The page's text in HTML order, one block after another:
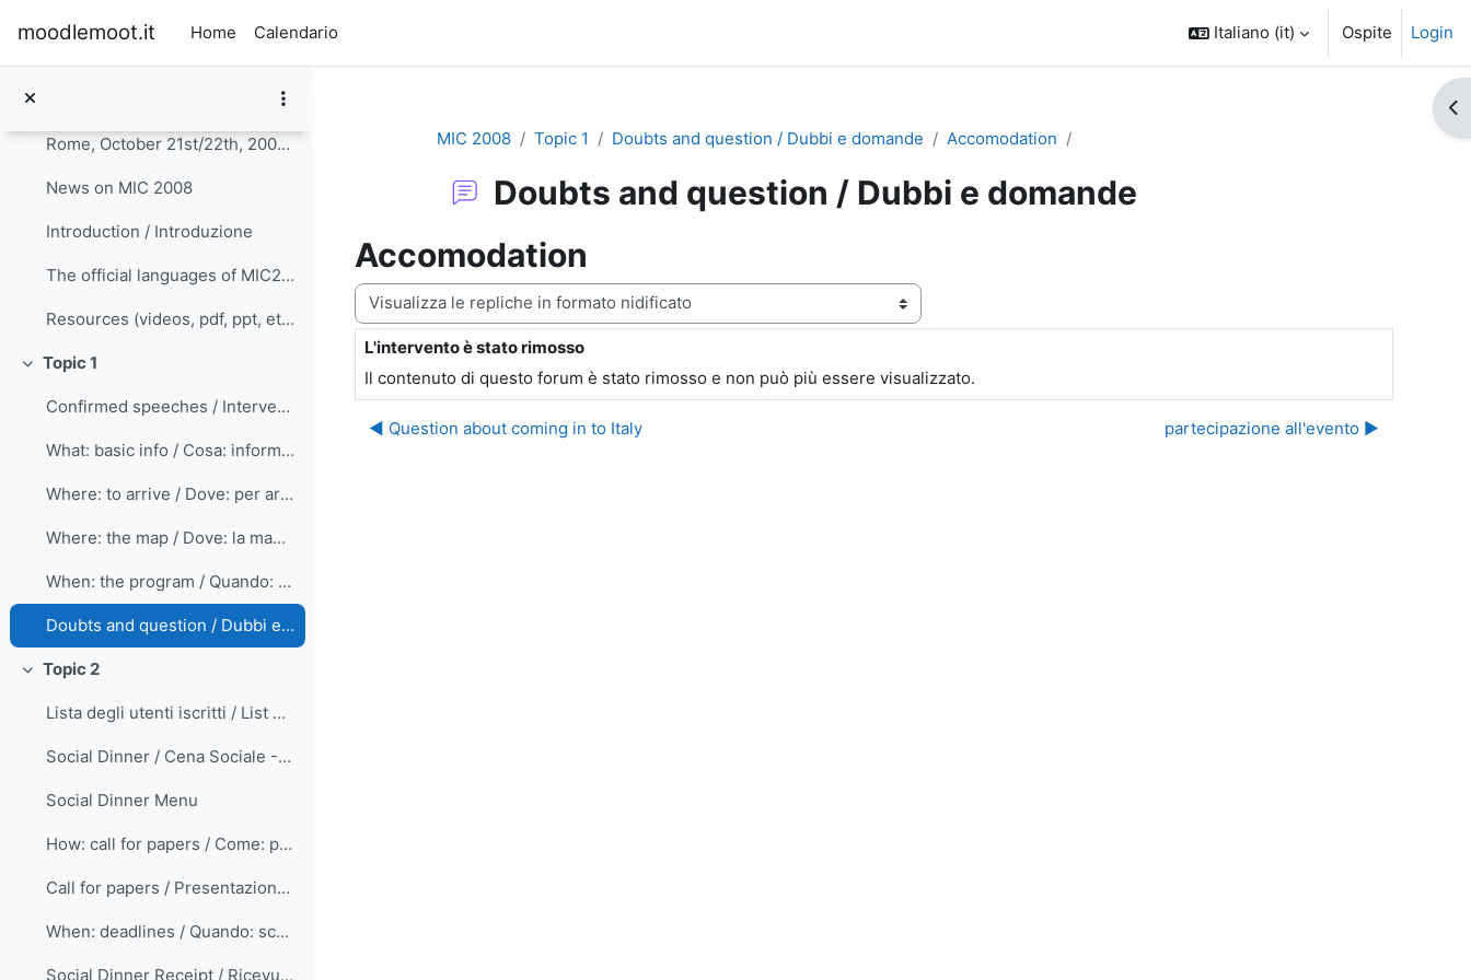
moodlemoot.it Home Calendario Italiano ‎(it)‎ Ospite Login
Rome, October 21st/22th, 2008 Rethinking didactics...
News on MIC 2008
Introduction / Introduzione
The official languages of MIC2008 are English and ...
Resources (videos, pdf, ppt, etc.)
Minimizza
Topic 1
Confirmed speeches / Interventi confermati
What: basic info / Cosa: informazioni generali
Where: to arrive / Dove: per arrivare
Where: the map / Dove: la mappa
When: the program / Quando: il programma
Doubts and question / Dubbi e domande
Minimizza
Topic 2
Lista degli utenti iscritti / List of registered users
Social Dinner / Cena Sociale - October, 21st
Social Dinner Menu
How: call for papers / Come: presentazione proposte
Call for papers / Presentazione proposte
When: deadlines / Quando: scadenze
Social Dinner Receipt / Ricevuta Cena Sociale
MIC 2008
Topic 1 Doubts and question / Dubbi e domande Accomodation
Doubts and question / Dubbi e domande
Accomodation
Modalità visualizzazione
L'intervento è stato rimosso
Numero di risposte: 0
Il contenuto di questo forum è stato rimosso e non può più essere visualizzato.
◀︎ Question about coming in to Italy partecipazione all'evento ▶︎